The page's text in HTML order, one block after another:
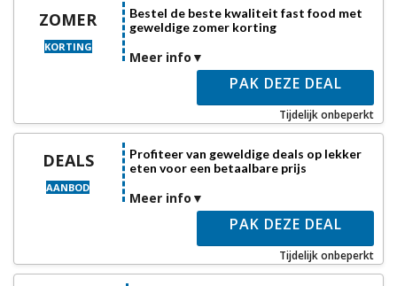
ZOMER
KORTING
Bestel de beste kwaliteit fast food met
geweldige zomer korting
Meer info
PAK DEZE DEAL
Tijdelijk onbeperkt
DEALS
AANBOD
Profiteer van geweldige deals op lekker
eten voor een betaalbare prijs
Meer info
PAK DEZE DEAL
Tijdelijk onbeperkt